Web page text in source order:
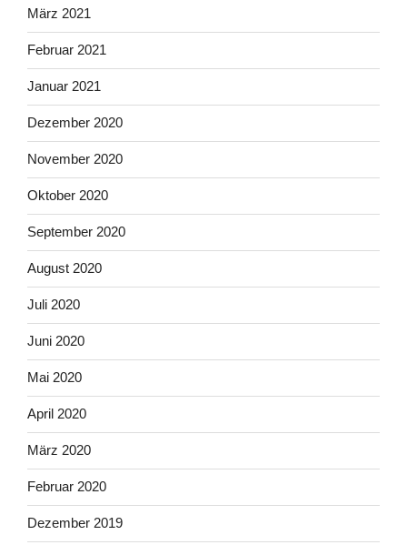
März 2021
Februar 2021
Januar 2021
Dezember 2020
November 2020
Oktober 2020
September 2020
August 2020
Juli 2020
Juni 2020
Mai 2020
April 2020
März 2020
Februar 2020
Dezember 2019